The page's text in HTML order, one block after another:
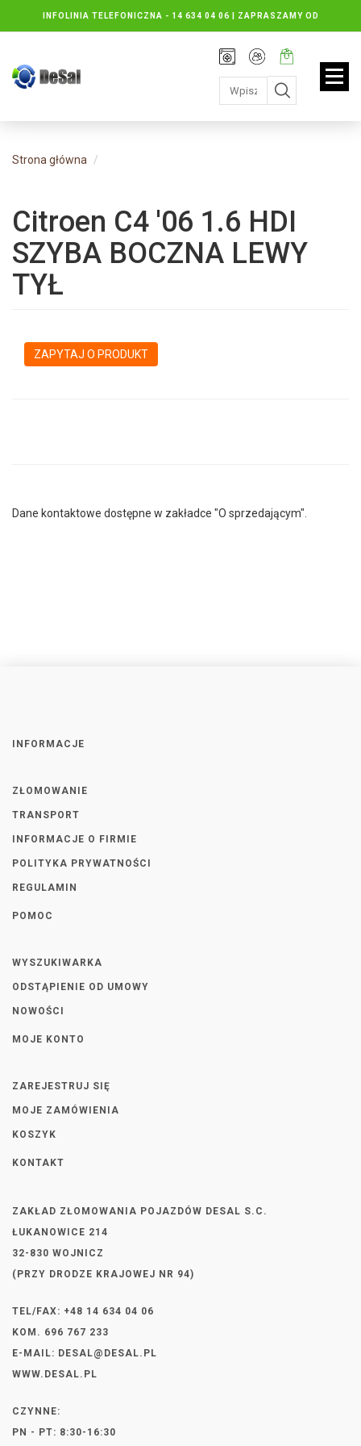
INFOLINIA TELEFONICZNA - 14 634 04 06 | ZAPRASZAMY OD
PONIEDZIAŁKU DO PIĄTKU : 8.30 DO 16.30, SOBOTY: 8.30 DO 13.00
Rejestracja
Moje
konto
Twój
koszyk:
jest
pusty
Strona główna
Citroen C4 '06 1.6 HDI
SZYBA BOCZNA LEWY
TYŁ
ZAPYTAJ O PRODUKT
Dane kontaktowe dostępne w zakładce "O sprzedającym".
INFORMACJE
ZŁOMOWANIE
TRANSPORT
INFORMACJE O FIRMIE
POLITYKA PRYWATNOŚCI
REGULAMIN
POMOC
WYSZUKIWARKA
ODSTĄPIENIE OD UMOWY
NOWOŚCI
MOJE KONTO
ZAREJESTRUJ SIĘ
MOJE ZAMÓWIENIA
KOSZYK
KONTAKT
ZAKŁAD ZŁOMOWANIA POJAZDÓW DESAL S.C.
ŁUKANOWICE 214
32-830 WOJNICZ
(PRZY DRODZE KRAJOWEJ NR 94)
TEL/FAX: +48 14 634 04 06
KOM. 696 767 233
E-MAIL: DESAL@DESAL.PL
WWW.DESAL.PL
CZYNNE:
PN - PT: 8:30-16:30